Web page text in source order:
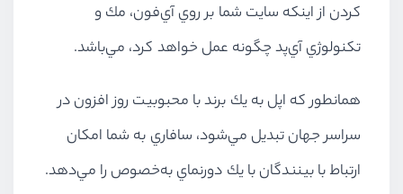
كردن از اينكه سايت شما بر روي آي‌فون، مك و
تكنولوژي آي‌پد چگونه عمل خواهد كرد، مي‌باشد.
همانطور كه اپل به يك برند با محبوبيت روز افزون در
سراسر جهان تبديل مي‌شود، سافاري به شما امكان
ارتباط با بينندگان با يك دورنماي به‌خصوص را مي‌دهد.